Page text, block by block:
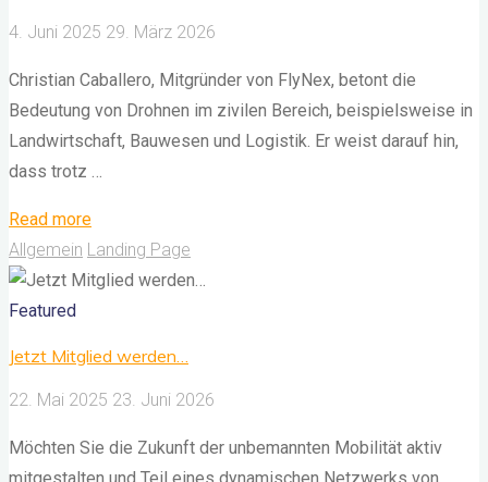
4. Juni 2025 29. März 2026
​Christian Caballero, Mitgründer von FlyNex, betont die
Bedeutung von Drohnen im zivilen Bereich, beispielsweise in
Landwirtschaft, Bauwesen und Logistik. Er weist darauf hin,
dass trotz …
Read more"Unser
Mitglied
Christian
Einhaltung
komplexer
Allgemein Landing Page
Featured
Jetzt Mitglied werden…
22. Mai 2025 23. Juni 2026
Möchten Sie die Zukunft der unbemannten Mobilität aktiv